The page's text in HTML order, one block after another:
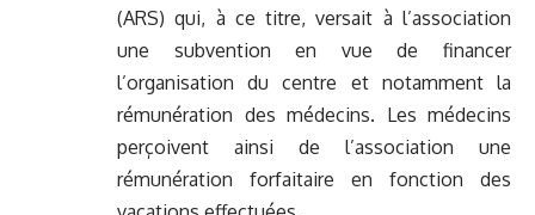
(ARS) qui, à ce titre, versait à l’association
une subvention en vue de financer
l’organisation du centre et notamment la
rémunération des médecins. Les médecins
perçoivent ainsi de l’association une
rémunération forfaitaire en fonction des